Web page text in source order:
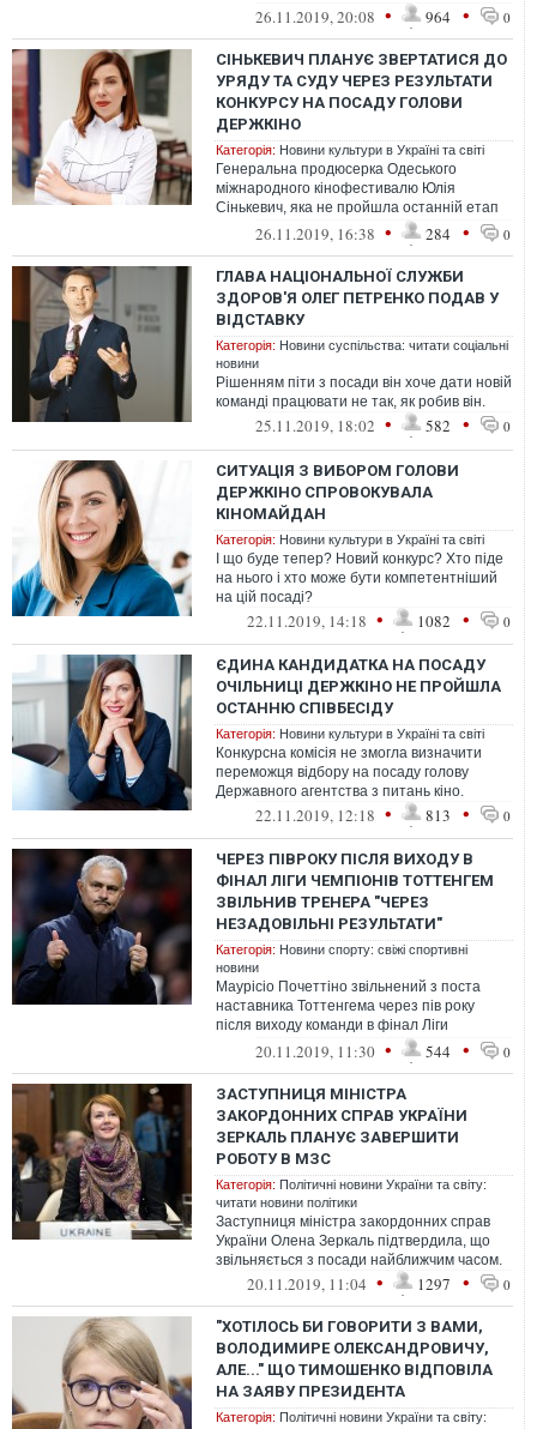
190 Кримінального кодексу України (шахр...
26.11.2019, 20:08 • 964 • 0
СІНЬКЕВИЧ ПЛАНУЄ ЗВЕРТАТИСЯ ДО
УРЯДУ ТА СУДУ ЧЕРЕЗ РЕЗУЛЬТАТИ
КОНКУРСУ НА ПОСАДУ ГОЛОВИ
ДЕРЖКІНО
Категорія: Новини культури в Україні та світі
Генеральна продюсерка Одеського
міжнародного кінофестивалю Юлія
Сінькевич, яка не пройшла останній етап
відбору на посаду голови Держкіно, планує
26.11.2019, 16:38 • 284 • 0
ГЛАВА НАЦІОНАЛЬНОЇ СЛУЖБИ
ЗДОРОВ'Я ОЛЕГ ПЕТРЕНКО ПОДАВ У
ВІДСТАВКУ
Категорія: Новини суспільства: читати соціальні
новини
Рішенням піти з посади він хоче дати новій
команді працювати не так, як робив він.
25.11.2019, 18:02 • 582 • 0
СИТУАЦІЯ З ВИБОРОМ ГОЛОВИ
ДЕРЖКІНО СПРОВОКУВАЛА
КІНОМАЙДАН
Категорія: Новини культури в Україні та світі
І що буде тепер? Новий конкурс? Хто піде
на нього і хто може бути компетентніший
на цій посаді?
22.11.2019, 14:18 • 1082 • 0
ЄДИНА КАНДИДАТКА НА ПОСАДУ
ОЧІЛЬНИЦІ ДЕРЖКІНО НЕ ПРОЙШЛА
ОСТАННЮ СПІВБЕСІДУ
Категорія: Новини культури в Україні та світі
Конкурсна комісія не змогла визначити
переможця відбору на посаду голову
Державного агентства з питань кіно.
22.11.2019, 12:18 • 813 • 0
ЧЕРЕЗ ПІВРОКУ ПІСЛЯ ВИХОДУ В
ФІНАЛ ЛІГИ ЧЕМПІОНІВ ТОТТЕНГЕМ
ЗВІЛЬНИВ ТРЕНЕРА "ЧЕРЕЗ
НЕЗАДОВІЛЬНІ РЕЗУЛЬТАТИ"
Категорія: Новини спорту: свіжі спортивні
новини
Маурісіо Почеттіно звільнений з поста
наставника Тоттенгема через пів року
після виходу команди в фінал Ліги
чемпіонів.20.11.2019, 11:30 • 544 • 0
ЗАСТУПНИЦЯ МІНІСТРА
ЗАКОРДОННИХ СПРАВ УКРАЇНИ
ЗЕРКАЛЬ ПЛАНУЄ ЗАВЕРШИТИ
РОБОТУ В МЗС
Категорія: Політичні новини України та світу:
читати новини політики
Заступниця міністра закордонних справ
України Олена Зеркаль підтвердила, що
звільняється з посади найближчим часом.
20.11.2019, 11:04 • 1297 • 0
"ХОТІЛОСЬ БИ ГОВОРИТИ З ВАМИ,
ВОЛОДИМИРЕ ОЛЕКСАНДРОВИЧУ,
АЛЕ..." ЩО ТИМОШЕНКО ВІДПОВІЛА
НА ЗАЯВУ ПРЕЗИДЕНТА
Категорія: Політичні новини України та світу: